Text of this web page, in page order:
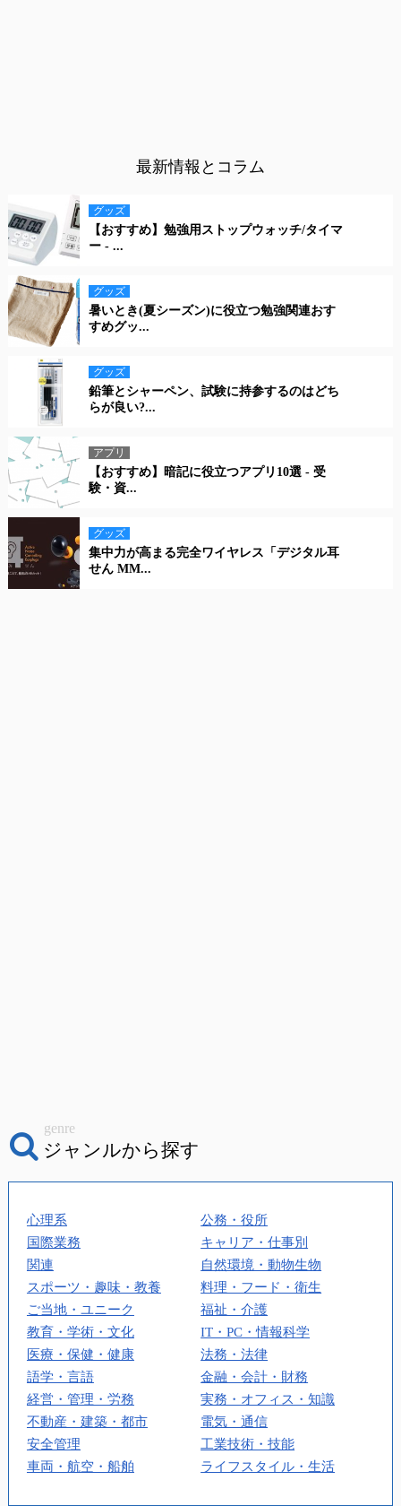
最新情報とコラム
グッズ
【おすすめ】勉強用ストップウォッチ/タイマ
ー - ...
グッズ
暑いとき(夏シーズン)に役立つ勉強関連おす
すめグッ...
グッズ
鉛筆とシャーペン、試験に持参するのはどち
らが良い?...
アプリ
【おすすめ】暗記に役立つアプリ10選 - 受
験・資...
グッズ
集中力が高まる完全ワイヤレス「デジタル耳
せん MM...
ジャンルから探す
genre
心理系
公務・役所
国際業務
キャリア・仕事別
関連
自然環境・動物生物
スポーツ・趣味・教養
料理・フード・衛生
ご当地・ユニーク
福祉・介護
教育・学術・文化
IT・PC・情報科学
医療・保健・健康
法務・法律
語学・言語
金融・会計・財務
経営・管理・労務
実務・オフィス・知識
不動産・建築・都市
電気・通信
安全管理
工業技術・技能
車両・航空・船舶
ライフスタイル・生活